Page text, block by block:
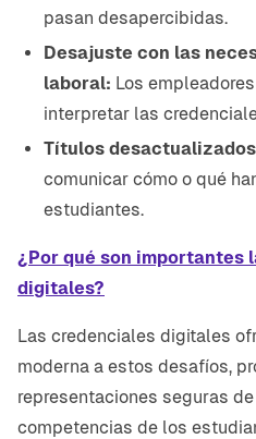
pasan desapercibidas.
Desajuste con las
laboral: Los
interpretar las
Títulos
comunicar cómo o qué
estudiantes.
¿Por qué son importantes
digitales?
Las credenciales digitales
moderna a estos desafíos,
representaciones seguras
competencias de los